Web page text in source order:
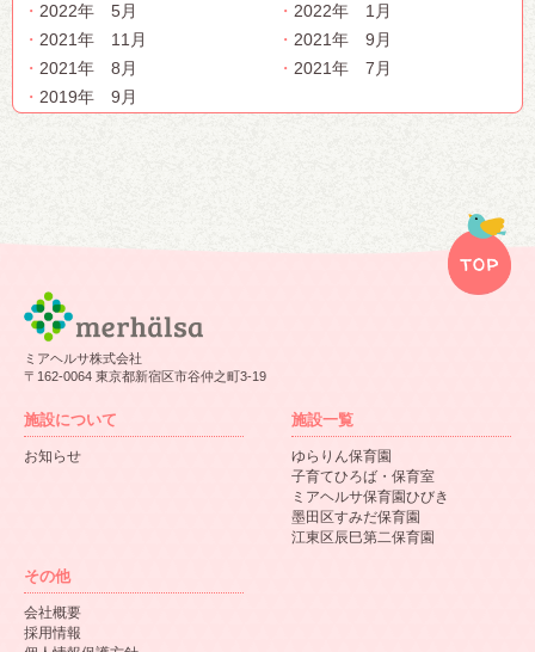
2022年 5月
2022年 1月
2021年 11月
2021年 9月
2021年 8月
2021年 7月
2019年 9月
ミアヘルサ株式会社
〒162-0064 東京都新宿区市谷仲之町3-19
施設について
お知らせ
施設一覧
ゆらりん保育園
子育てひろば・保育室
ミアヘルサ保育園ひびき
墨田区すみだ保育園
江東区辰巳第二保育園
その他
会社概要
採用情報